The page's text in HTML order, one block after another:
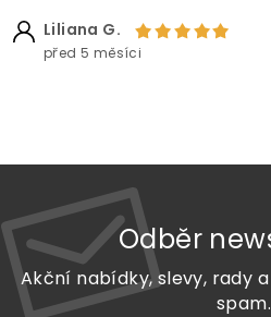
Liliana G.
před 5 měsíci
Odběr
Akční nabídky, slevy, rady
spam.